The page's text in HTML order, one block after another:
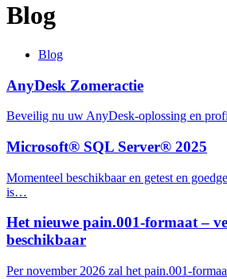
Blog
Blog
AnyDesk Zomeractie
Beveilig nu uw AnyDesk-oplossing en
Microsoft® SQL Server® 2025
Momenteel beschikbaar en getest en
is…
Het nieuwe pain.001-formaat –
beschikbaar
Per november 2026 zal het pain.001-